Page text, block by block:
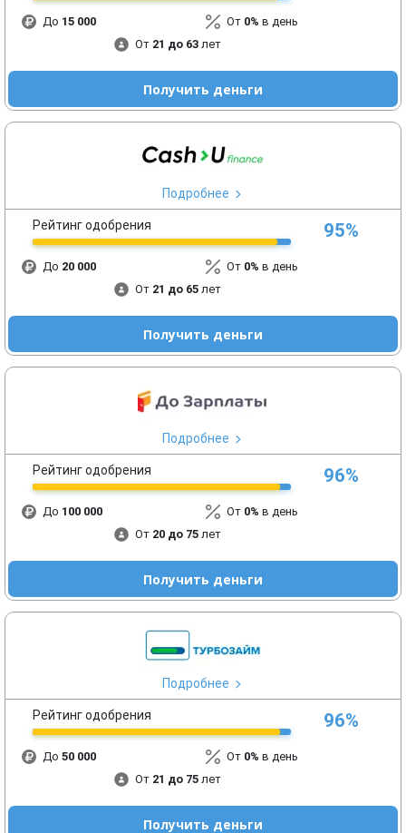
До 15 000 От 0% в день
От 21 до 63лет
Получить деньги
Подробнее
Рейтинг одобрения 95%
До 20 000 От 0% в день
От 21 до 65лет
Получить деньги
Подробнее
Рейтинг одобрения 96%
До 100 000 От 0% в день
От 20 до 75лет
Получить деньги
Подробнее
Рейтинг одобрения 96%
До 50 000 От 0% в день
От 21 до 75лет
Получить деньги